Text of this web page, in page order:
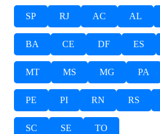
SP RJ AC AL
BA CE DF ES
MT MS MG PA
PE PI RN RS
SC SE TO